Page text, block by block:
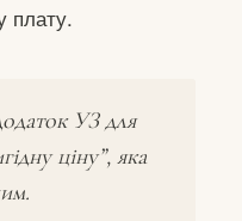
плату.
УЗ для
ціну”, яка